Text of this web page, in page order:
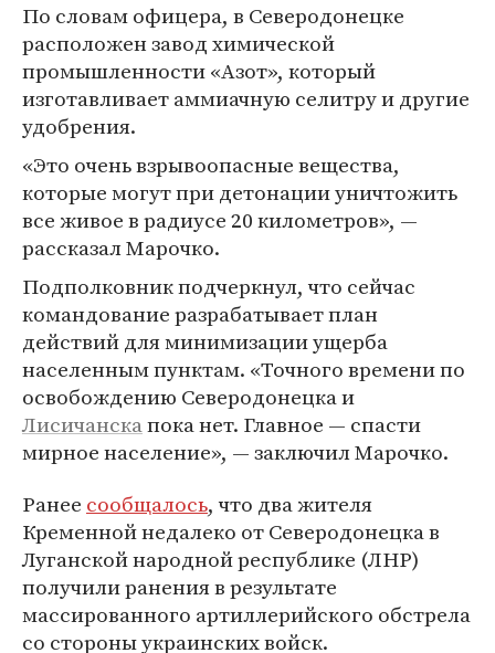
По словам офицера, в Северодонецке
расположен завод химической
промышленности «Азот», который
изготавливает аммиачную селитру и другие
удобрения.
«Это очень взрывоопасные вещества,
которые могут при детонации уничтожить
все живое в радиусе 20 километров», —
рассказал Марочко.
Подполковник подчеркнул, что сейчас
командование разрабатывает план
действий для минимизации ущерба
населенным пунктам. «Точного времени по
освобождению Северодонецка и
Лисичанскапока нет. Главное — спасти
мирное население», — заключил Марочко.
Ранее сообщалось, что два жителя
Кременной недалеко от Северодонецка в
Луганской народной республике (ЛНР)
получили ранения в результате
массированного артиллерийского обстрела
со стороны украинских войск.